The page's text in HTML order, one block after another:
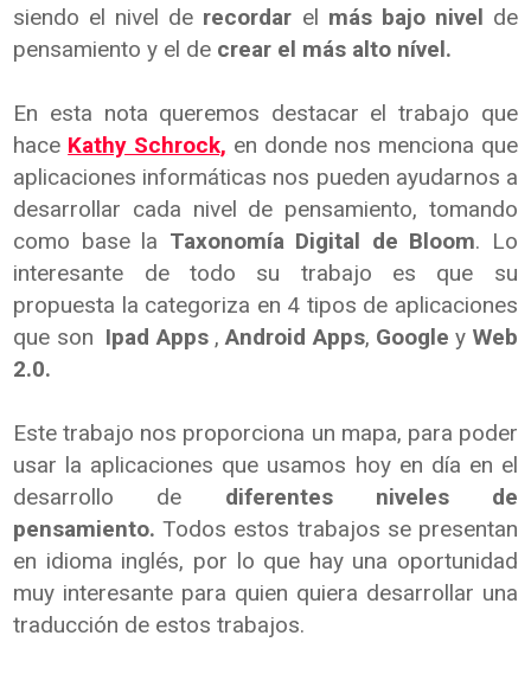
siendo el nivel de recordar el más bajo nivel de
pensamiento y el de crear el más alto nível.
En esta nota queremos destacar el trabajo que
hace Kathy Schrock, en donde nos menciona que
aplicaciones informáticas nos pueden ayudarnos a
desarrollar cada nivel de pensamiento, tomando
como base la Taxonomía Digital de Bloom. Lo
interesante de todo su trabajo es que su
propuesta la categoriza en 4 tipos de aplicaciones
que son Ipad Apps,Android Apps, Google y Web
2.0.
Este trabajo nos proporciona un mapa, para poder
usar la aplicaciones que usamos hoy en día en el
desarrollo de diferentes niveles de
pensamiento. Todos estos trabajos se presentan
en idioma inglés, por lo que hay una oportunidad
muy interesante para quien quiera desarrollar una
traducción de estos trabajos.